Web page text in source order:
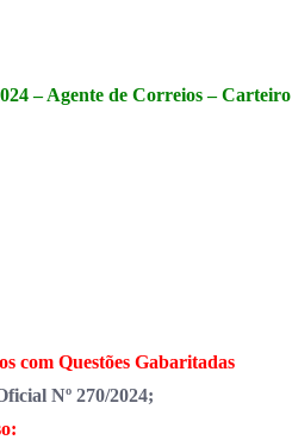
– Agente de Correios – Carteiro
com Questões Gabaritadas
Nº 270/2024;